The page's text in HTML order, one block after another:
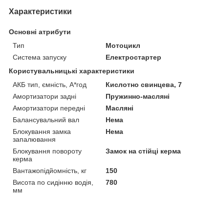
Характеристики
Основні атрибути
Тип
Мотоцикл
Система запуску
Електростартер
Користувальницькі характеристики
АКБ тип, ємність, А*год
Кислотно свинцева, 7
Амортизатори задні
Пружинно-масляні
Амортизатори передні
Масляні
Балансувальний вал
Нема
Блокування замка
запалювання
Нема
Блокування повороту
керма
Замок на стійці керма
Вантажопідйомність, кг
150
Висота по сидінню водія,
мм
780